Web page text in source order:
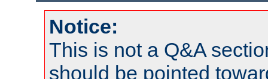
Notice:
This is not a Q&A
should be pointed